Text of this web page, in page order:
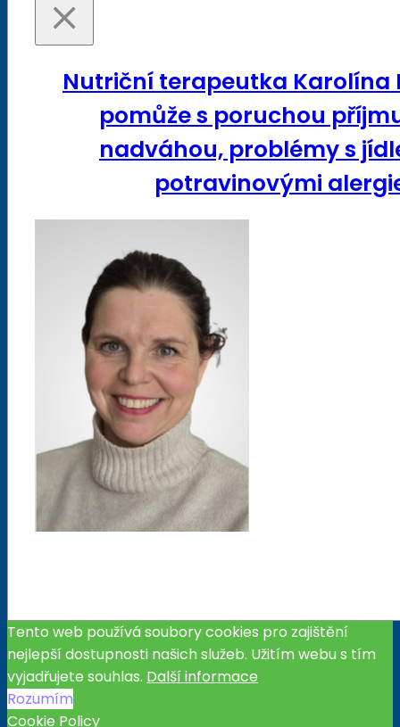
Nutriční terapeutka Karolína
pomůže s poruchou
nadváhou, problémy s
potravinovými
Tento web používá soubory cookies pro zajištění
nejlepší dostupnosti našich služeb. Užitím webu s tím
vyjadřujete souhlas. Další informace
Rozumím
Cookie Policy